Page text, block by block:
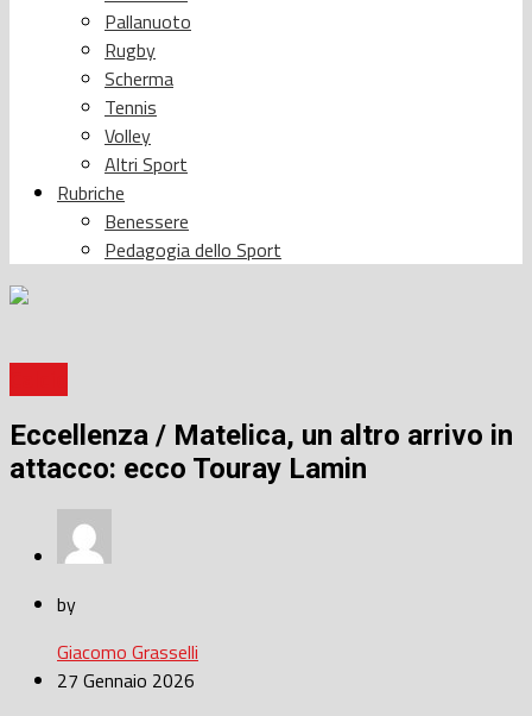
Pallanuoto
Rugby
Scherma
Tennis
Volley
Altri Sport
Rubriche
Benessere
Pedagogia dello Sport
Eccellenza / Matelica, un altro arrivo in
attacco: ecco Touray Lamin
by
Giacomo Grasselli
27 Gennaio 2026